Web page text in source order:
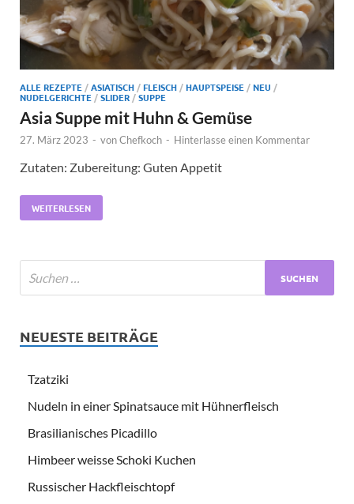
ALLE REZEPTE/ASIATISCH/FLEISCH/HAUPTSPEISE/NEU /
NUDELGERICHTE/SLIDER/SUPPE
Asia Suppe mit Huhn & Gemüse
27. März 2023 - vonChefkoch - Hinterlasse einen Kommentar
Zutaten: Zubereitung: Guten Appetit
WEITERLESEN
NEUESTE BEITRÄGE
Tzatziki
Nudeln in einer Spinatsauce mit Hühnerfleisch
Brasilianisches Picadillo
Himbeer weisse Schoki Kuchen
Russischer Hackfleischtopf